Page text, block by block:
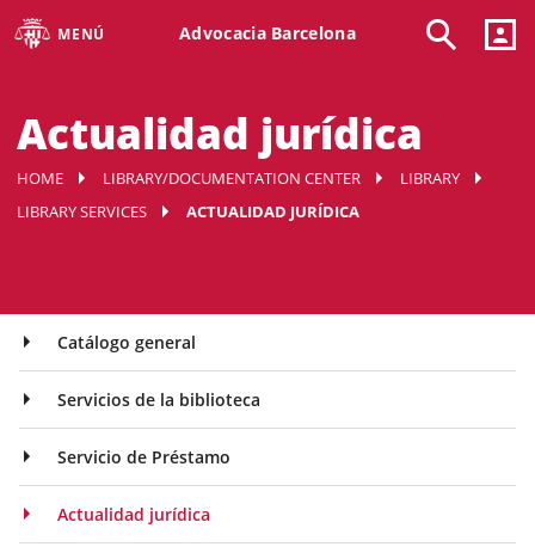
MENÚ Advocacia Barcelona
Actualidad jurídica
HOME LIBRARY/DOCUMENTATION CENTER
LIBRARY
LIBRARY SERVICES
ACTUALIDAD JURÍDICA
Catálogo general
Servicios de la biblioteca
Servicio de Préstamo
Actualidad jurídica